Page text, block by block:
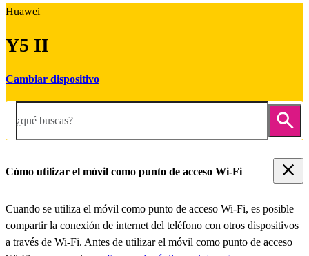
Huawei
Y5 II
Cambiar dispositivo
¿qué buscas?
Cómo utilizar el móvil como punto de acceso Wi-Fi
Cuando se utiliza el móvil como punto de acceso Wi-Fi, es posible
compartir la conexión de internet del teléfono con otros dispositivos
a través de Wi-Fi. Antes de utilizar el móvil como punto de acceso